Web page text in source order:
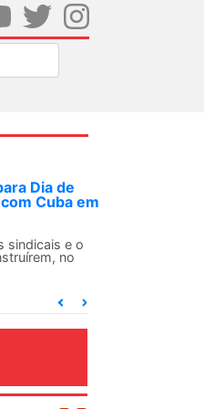
Dia de
Cuba em
sindicais e o
no